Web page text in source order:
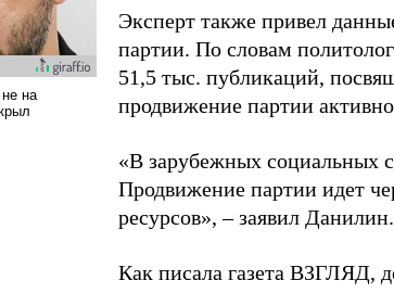
Эксперт также привел
партии. По словам
51,5 тыс. публикаций,
продвижение партии
«В зарубежных социальных
Продвижение партии идет
ресурсов», – заявил Данилин.
Как писала газета ВЗГЛЯД,